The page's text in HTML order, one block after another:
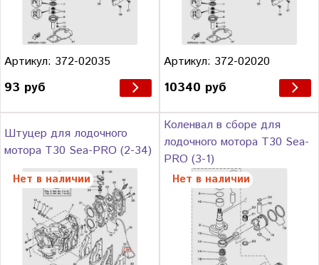
Артикул: 372-02035
93 руб
Артикул: 372-02020
10340 руб
Штуцер для лодочного
мотора Т30 Sea-PRO (2-34)
Нет в наличии
Коленвал в сборе для
лодочного мотора Т30 Sea-
PRO (3-1)
Нет в наличии